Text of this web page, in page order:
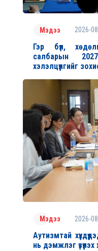
Мэдээ 2026-
Гэр бүл,
салбарын
хэлэлцүүлгийг
Мэдээ 2026-
Аутизмтай
нь дэмжлэг